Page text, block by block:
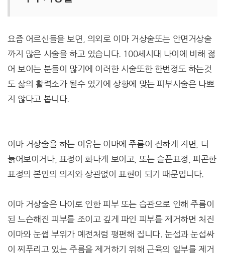
요즘 어르신들을 보면, 의외로 이마 거상술또는 안면거상술
까지 많은 시술을 하고 있습니다. 100세시대 나이에 비해 젊
어 보이는 분들이 많기에 이러한 시술또한 한번정도 하는것
도 삶의 활력소가 될수 있기에 상황에 맞는 피부시술은 나쁘
지 않다고 봅니다.
이마 거상술을 하는 이유는 이마에 주름이 진하게 지면, 더
늙어보이거나, 표정이 화나게 보이고, 또는 슬픈표정, 피곤한
표정의 본인의 의지와 상관없이 표현이 되기 때문입니다.
이마 거상술은 나이로 인한 피부 또는 습관으로 인해 주름이
된 느슨해진 피부를 조이고 깊게 파인 피부를 제거하면 처진
이마와 눈썹 부위가 예전처럼 평편해 집니다. 눈섭과 눈섭싸
이 찌푸리고 있는 주름을 제거하기 위해 근육의 일부를 제거